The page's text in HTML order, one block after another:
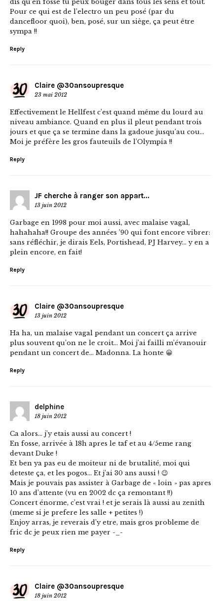
Pour ce qui est de l’electro un peu posé (par du
dancefloor quoi), ben, posé, sur un siège, ça peut être
sympa !!
Reply
Claire @30ansoupresque
23 mai 2012
Effectivement le Hellfest c’est quand même du lourd au
niveau ambiance. Quand en plus il pleut pendant trois
jours et que ça se termine dans la gadoue jusqu’au cou…
Moi je préfère les gros fauteuils de l’Olympia !!
Reply
JF cherche à ranger son appart...
13 juin 2012
Garbage en 1998 pour moi aussi, avec malaise vagal,
hahahaha!! Groupe des années ’90 qui font encore vibrer:
sans réfléchir, je dirais Eels, Portishead, PJ Harvey… y en a
plein encore, en fait!
Reply
Claire @30ansoupresque
13 juin 2012
Ha ha, un malaise vagal pendant un concert ça arrive
plus souvent qu’on ne le croit… Moi j’ai failli m’évanouir
pendant un concert de… Madonna. La honte 😀
Reply
delphine
18 juin 2012
Ca alors… j’y etais aussi au concert !
En fosse, arrivée à 18h apres le taf et au 4/5eme rang
devant Duke !
Et ben ya pas eu de moiteur ni de brutalité, moi qui
deteste ça, et les pogos… Et j’ai 30 ans aussi ! 😉
Mais je pouvais pas assister à Garbage de « loin » pas apres
10 ans d’attente (vu en 2002 dc ça remontant !!)
Concert énorme, c’est vrai ! et je serais là aussi au zenith
(meme si je prefere les salle + petites !)
Enjoy arras, je reverais d’y etre, mais gros probleme de
fric dc je peux rien me payer -_-
Reply
Claire @30ansoupresque
18 juin 2012